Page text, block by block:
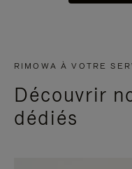
RIMOWA À VOTRE
Découvrir
dédiés